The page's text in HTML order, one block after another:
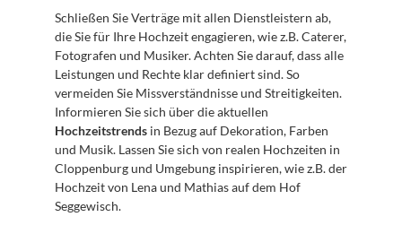
Schließen Sie Verträge mit allen Dienstleistern ab,
die Sie für Ihre Hochzeit engagieren, wie z.B. Caterer,
Fotografen und Musiker. Achten Sie darauf, dass alle
Leistungen und Rechte klar definiert sind. So
vermeiden Sie Missverständnisse und Streitigkeiten.
Hochzeitstrends in Bezug auf Dekoration, Farben
und Musik. Lassen Sie sich von realen Hochzeiten in
Cloppenburg und Umgebung inspirieren, wie z.B. der
Hochzeit von Lena und Mathias auf dem Hof
Seggewisch.